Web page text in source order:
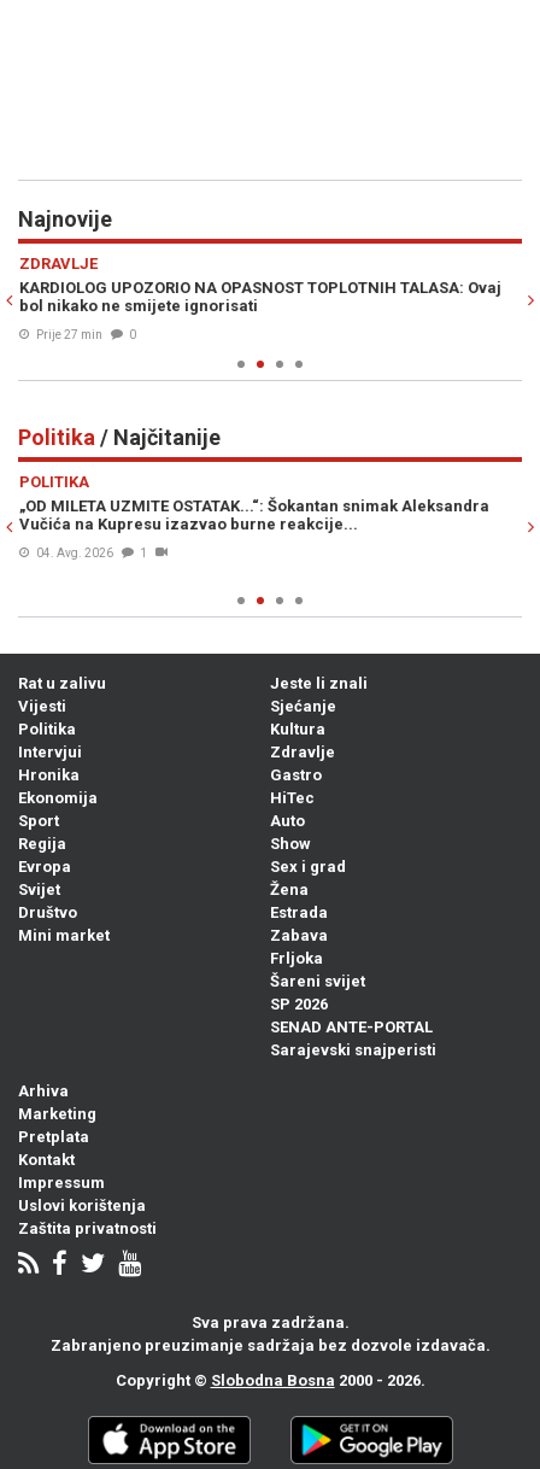
Najnovije
ZDRAVLJE
KARDIOLOG UPOZORIO NA OPASNOST TOPLOTNIH TALASA: Ovaj
bol nikako ne smijete ignorisati
Prije 27 min 0
Politika / Najčitanije
POLITIKA
„OD MILETA UZMITE OSTATAK...“: Šokantan snimak Aleksandra
Vučića na Kupresu izazvao burne reakcije...
04. Avg. 2026 1
Rat u zalivu
Vijesti
Politika
Intervjui
Hronika
Ekonomija
Sport
Regija
Evropa
Svijet
Društvo
Mini market
Jeste li znali
Sjećanje
Kultura
Zdravlje
Gastro
HiTec
Auto
Show
Sex i grad
Žena
Estrada
Zabava
Frljoka
Šareni svijet
SP 2026
SENAD ANTE-PORTAL
Sarajevski snajperisti
Arhiva
Marketing
Pretplata
Kontakt
Impressum
Uslovi korištenja
Zaštita privatnosti
Sva prava zadržana.
Zabranjeno preuzimanje sadržaja bez dozvole izdavača.
Copyright © Slobodna Bosna 2000 - 2026.